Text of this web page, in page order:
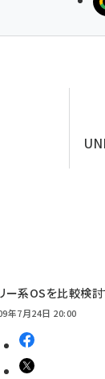
ー系OSを比較検討
年7月24日 20:00